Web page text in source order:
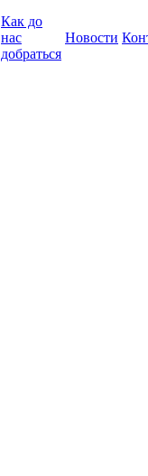
Как до
нас
добраться
Новости